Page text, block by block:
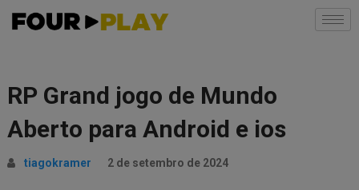
RP Grand jogo de Mundo
Aberto para Android e ios
tiagokramer 2 de setembro de 2024